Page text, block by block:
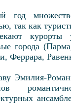
год
так как
курорты
города
Феррара,
Эмилия-